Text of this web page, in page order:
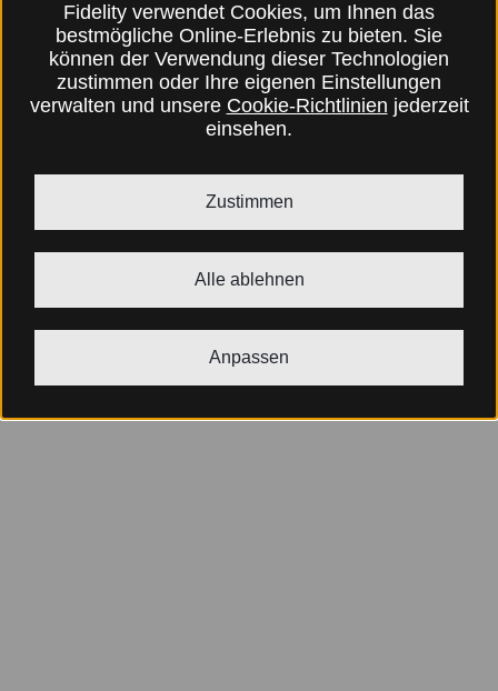
Fidelity verwendet Cookies, um Ihnen das
bestmögliche Online-Erlebnis zu bieten. Sie
können der Verwendung dieser Technologien
zustimmen oder Ihre eigenen Einstellungen
verwalten und unsere Cookie-Richtlinien jederzeit
einsehen.
Zustimmen
Alle ablehnen
Anpassen